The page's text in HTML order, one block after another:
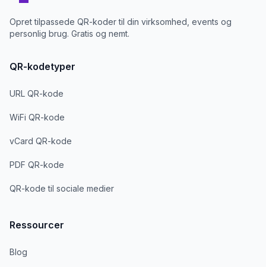
Opret tilpassede QR-koder til din virksomhed, events og
personlig brug. Gratis og nemt.
QR-kodetyper
URL QR-kode
WiFi QR-kode
vCard QR-kode
PDF QR-kode
QR-kode til sociale medier
Ressourcer
Blog